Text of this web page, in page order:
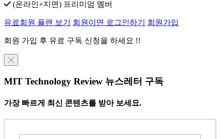
(온라인+지면) 프리미엄 멤버
유료회원 플랜 보기 회원이면 로그인하기 회원가입
회원 가입 후 유료 구독 신청을 하세요 !!
╳
MIT Technology Review 뉴스레터 구독
가장 빠르게 최신 콘텐츠를 받아 보세요.